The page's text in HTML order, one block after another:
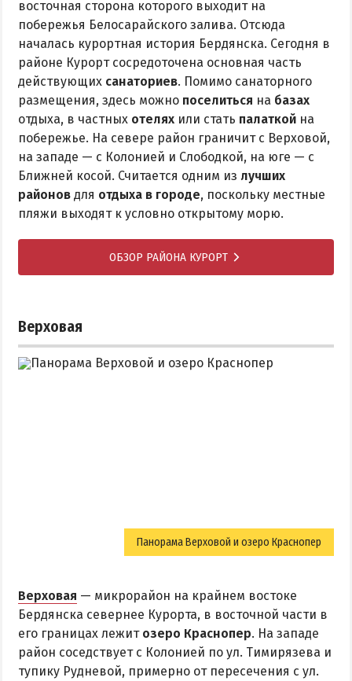
восточная сторона которого выходит на
побережья Белосарайского залива. Отсюда
началась курортная история Бердянска. Сегодня в
районе Курорт сосредоточена основная часть
действующих санаториев. Помимо санаторного
размещения, здесь можно поселиться на базах
отдыха, в частных отелях или стать палаткой на
побережье. На севере район граничит с Верховой,
на западе — с Колонией и Слободкой, на юге — с
Ближней косой. Считается одним из лучших
районов для отдыха в городе, поскольку местные
пляжи выходят к условно открытому морю.
ОБЗОР РАЙОНА КУРОРТ
Верховая
Панорама Верховой и озеро Краснопер
Верховая — микрорайон на крайнем востоке
Бердянска севернее Курорта, в восточной части в
его границах лежит озеро Краснопер. На западе
район соседствует с Колонией по ул. Тимирязева и
тупику Рудневой, примерно от пересечения с ул.